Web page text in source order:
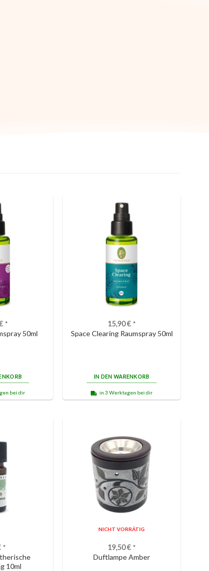
*
50ml
bei dir
15,90€*
Space Clearing Raumspray 50ml
IN DEN WARENKORB
in 3 Werktagen bei dir
*
10ml
NICHT VORRÄTIG
19,50€*
Duftlampe Amber